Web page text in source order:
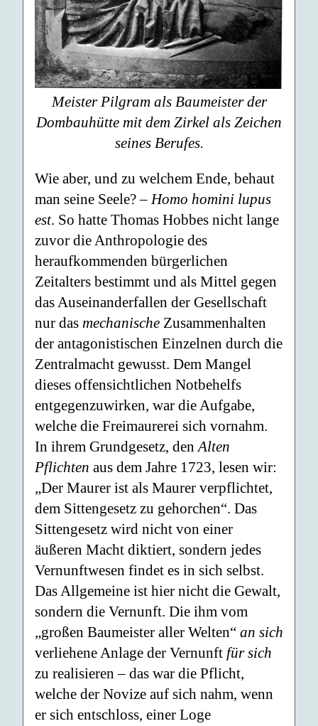
Meister Pilgram als Baumeister der
Dombauhütte mit dem Zirkel als Zeichen
seines Berufes.
Wie aber, und zu welchem Ende, behaut
man seine Seele? –Homo homini lupus
est. So hatte Thomas Hobbes nicht lange
zuvor die Anthropologie des
heraufkommenden bürgerlichen
Zeitalters bestimmt und als Mittel gegen
das Auseinanderfallen der Gesellschaft
nur das mechanische Zusammenhalten
der antagonistischen Einzelnen durch die
Zentralmacht gewusst. Dem Mangel
dieses offensichtlichen Notbehelfs
entgegenzuwirken, war die Aufgabe,
welche die Freimaurerei sich vornahm.
In ihrem Grundgesetz, denAlten
Pflichten aus dem Jahre 1723, lesen wir:
„Der Maurer ist als Maurer verpflichtet,
dem Sittengesetz zu gehorchen“. Das
Sittengesetz wird nicht von einer
äußeren Macht diktiert, sondern jedes
Vernunftwesen findet es in sich selbst.
Das Allgemeine ist hier nicht die Gewalt,
sondern die Vernunft. Die ihm vom
„großen Baumeister aller Welten“ an sich
verliehene Anlage der Vernunft für sich
zu realisieren – das war die Pflicht,
welche der Novize auf sich nahm, wenn
er sich entschloss, einer Loge